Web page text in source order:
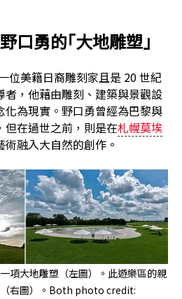
口勇的｢大地雕塑」
位美籍日裔雕刻家且是 20 世紀
，他藉由雕刻、建築與景觀設
化為現實。野口勇曾經為巴黎與
在過世之前，則是在札幌莫埃
術融入大自然的創作。
項大地雕塑（左圖）。此遊樂區的親
右圖）。Both photo credit: